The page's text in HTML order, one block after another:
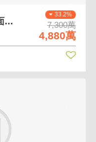
33.2%
7,300萬
4,880萬
陽明山七百坪土地 稀有大面積土地釋出